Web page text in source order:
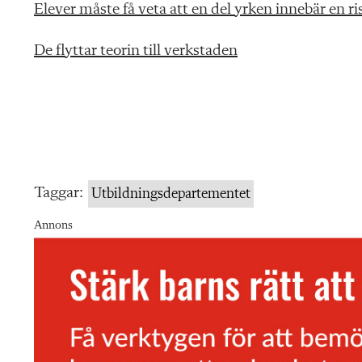
Elever måste få veta att en del yrken innebär en
De flyttar teorin till verkstaden
Taggar: Utbildningsdepartementet
Annons